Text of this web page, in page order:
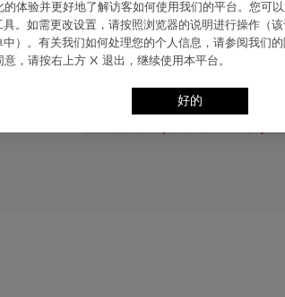
保证期。
的体验并更好地了解访客如何使⽤我们的平台。您可
。如需更改设置，请按照浏览器的说明进⾏操作（该
中）。有关我们如何处理您的个⼈信息，请参阅我们
，请按右上⽅ X 退出，继续使⽤本平台。
好的